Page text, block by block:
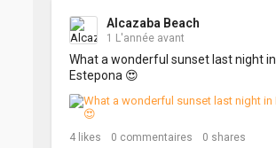
Alcazaba Beach
1 L'année avant
What a wonderful sunset last night in
Estepona 😍
4 likes 0 commentaires 0 shares